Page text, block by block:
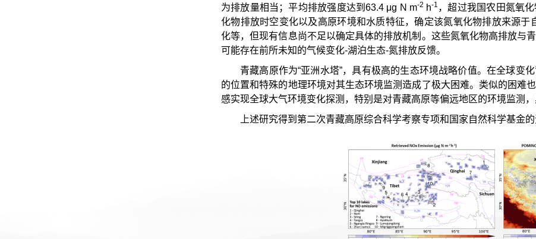
为排放量相当；平均排放强度达到63.4 μg N m-2 h-1 ，超过我国农田氮氧
化物排放时空变化以及高原环境和水质特征，确定该氮氧化物排放来源
化等，但现有信息尚不足以确定具体的排放机制。这些氮氧化物高排放与
可能存在前所未知的气候变化-湖泊生态-氮排放反馈。
青藏高原作为“亚洲水塔”，具有极高的生态环境战略价值。在全球变
的位置和特殊的地理环境对其生态环境监测造成了极大困难。类似的困难
感实现全球大气环境变化探测，特别是对青藏高原等偏远地区的环境监测
上述研究得到第二次青藏高原综合科学考察专项和国家自然科学基金的